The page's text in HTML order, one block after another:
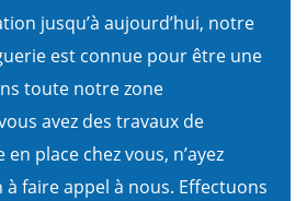
jusqu’à aujourd’hui, notre
est connue pour être une
toute notre zone
avez des travaux de
place chez vous, n’ayez
faire appel à nous. Effectuons